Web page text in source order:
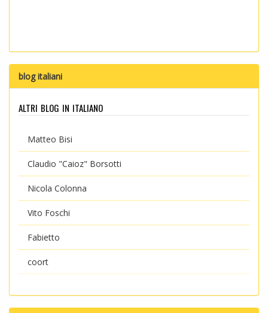
blog italiani
altri blog in italiano
Matteo Bisi
Claudio "Caioz" Borsotti
Nicola Colonna
Vito Foschi
Fabietto
coort